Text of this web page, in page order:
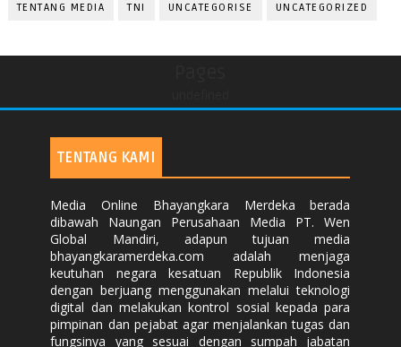
TENTANG MEDIA TNI UNCATEGORISE UNCATEGORIZED
TENTANG KAMI
Media Online Bhayangkara Merdeka berada
dibawah Naungan Perusahaan Media PT. Wen
Global Mandiri, adapun tujuan media
bhayangkaramerdeka.com adalah menjaga
keutuhan negara kesatuan Republik Indonesia
dengan berjuang menggunakan melalui teknologi
digital dan melakukan kontrol sosial kepada para
pimpinan dan pejabat agar menjalankan tugas dan
fungsinya yang sesuai dengan sumpah jabatan